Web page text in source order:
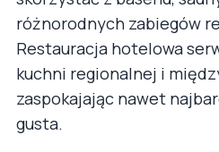
różnorodnych zabiegów
Restauracja hotelowa
kuchni regionalnej i
zaspokajając nawet
gusta.